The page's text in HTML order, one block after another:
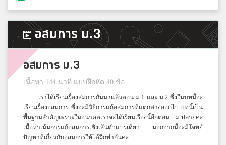
อสมการ ม.3
อสมการ ม.3
เนื้อหา 144 นาที แบบฝึกหัด 40 ข้อ
เราได้เรียนเรื่องสมการกันมาแล้วตอน ม.1 และ ม.2 ซึ่งในบทนี้จะ
เรียนเรื่องอสมการ ซึ่งจะมีวิธีการแก้อสมการที่แตกต่างออกไป บทนี้เป็น
พื้นฐานสำคัญเพราะในอนาคตเราจะได้เรียนเรื่องนี้อีกตอน ม.ปลายค่ะ
เนื้อหาเน้นการแก้อสมการเชิงเส้นตัวแปรเดียว นอกจากนี้จะมีโจทย์
ปัญหาที่เกี่ยวกับอสมการให้ได้ฝึกทำกันค่ะ